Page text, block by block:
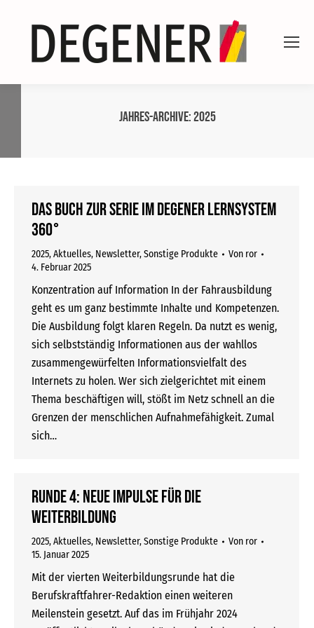
Jahres-Archive:2025
Das Buch zur Serie im DEGENER Lernsystem
360°
2025,Aktuelles, Newsletter,Sonstige Produkte Von ror
4. Februar 2025
Konzentration auf Information In der Fahrausbildung
geht es um ganz bestimmte Inhalte und Kompetenzen.
Die Ausbildung folgt klaren Regeln. Da nutzt es wenig,
sich selbstständig Informationen aus der wahllos
zusammengewürfelten Informationsvielfalt des
Internets zu holen. Wer sich zielgerichtet mit einem
Thema beschäftigen will, stößt im Netz schnell an die
Grenzen der menschlichen Aufnahmefähigkeit. Zumal
sich…
Runde 4: Neue Impulse für die
Weiterbildung
2025,Aktuelles, Newsletter,Sonstige Produkte Von ror
15. Januar 2025
Mit der vierten Weiterbildungsrunde hat die
Berufskraftfahrer-Redaktion einen weiteren
Meilenstein gesetzt. Auf das im Frühjahr 2024